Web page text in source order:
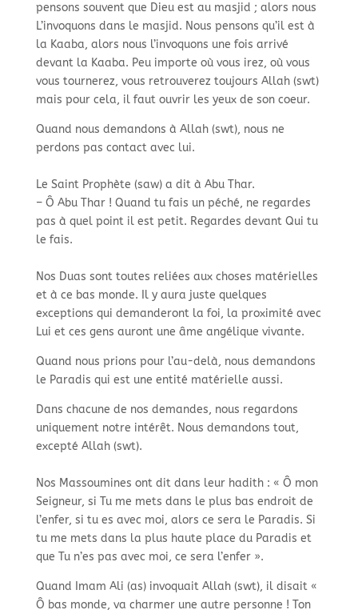
pensons souvent que Dieu est au masjid ; alors nous
L’invoquons dans le masjid. Nous pensons qu’il est à
la Kaaba, alors nous l’invoquons une fois arrivé
devant la Kaaba. Peu importe où vous irez, où vous
vous tournerez, vous retrouverez toujours Allah (swt)
mais pour cela, il faut ouvrir les yeux de son coeur.​
Quand nous demandons à Allah (swt), nous ne
perdons pas contact avec lui. ​
Le Saint Prophète (saw) a dit à Abu Thar. ​
– Ô Abu Thar ! Quand tu fais un péché, ne regardes
pas à quel point il est petit. Regardes devant Qui tu
le fais. ​
Nos Duas sont toutes reliées aux choses matérielles
et à ce bas monde. Il y aura juste quelques
exceptions qui demanderont la foi, la proximité avec
Lui et ces gens auront une âme angélique vivante.​
Quand nous prions pour l’au-delà, nous demandons
le Paradis qui est une entité matérielle aussi. ​
Dans chacune de nos demandes, nous regardons
uniquement notre intérêt. Nous demandons tout,
excepté Allah (swt).​
Nos Massoumines ont dit dans leur hadith : « Ô mon
Seigneur, si Tu me mets dans le plus bas endroit de
l’enfer, si tu es avec moi, alors ce sera le Paradis. Si
tu me mets dans la plus haute place du Paradis et
que Tu n’es pas avec moi, ce sera l’enfer ».​
Quand Imam Ali (as) invoquait Allah (swt), il disait «
Ô bas monde, va charmer une autre personne ! Ton